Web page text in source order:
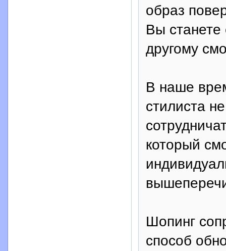
образ
Вы станете
другому
В наше
стилиста
который
Шопинг
способ